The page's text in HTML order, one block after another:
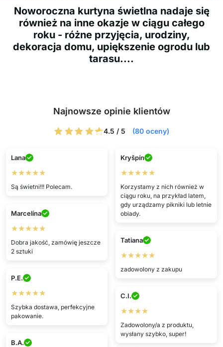
Noworoczna kurtyna świetlna nadaje się
również na inne okazje w ciągu całego
roku - różne przyjęcia, urodziny,
dekoracja domu, upiększenie ogrodu lub
tarasu....
Najnowsze opinie klientów
4.5 / 5 (80 oceny)
Lana
★★★★★
Są świetni!!! Polecam.
Kryšpín
★★★★★
Korzystamy z nich również w
ciągu roku, na przykład latem,
gdy urządzamy pikniki lub letnie
obiady.
Marcelína
★★★★★
Dobra jakość, zamówię jeszcze
2 sztuki
Tatiana
★★★★★
zadowolony z zakupu
P.E.
★★★★★
Szybka dostawa, perfekcyjne
pakowanie.
C.I.
★★★★
Zadowolony/a z produktu,
wysłany szybko, super!
B.A.